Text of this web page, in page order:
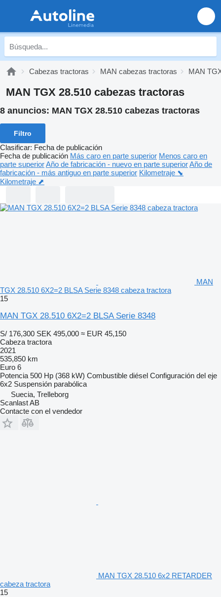
Cabezas tractoras MAN cabezas tractoras MAN
MAN TGX 28.510 cabezas tractoras
8 anuncios: MAN TGX 28.510 cabezas tractoras
Filtro
Clasificar: Fecha de publicación
Fecha de publicación Más caro en parte superior Menos caro en
parte superiorAño de fabricación - nuevo en parte superiorAño de
fabricación - más antiguo en parte superior Kilometraje ⬊
Kilometraje ⬈
MAN
TGX 28.510 6X2=2 BLSA Serie 8348 cabeza tractora
15
MAN TGX 28.510 6X2=2 BLSA Serie 8348
S/ 176,300 SEK 495,000 ≈ EUR 45,150
Cabeza tractora
2021
535,850 km
Euro 6
Potencia 500 Hp (368 kW) Combustible diésel Configuración del eje
6x2 Suspensión parabólica
Suecia, Trelleborg
Scanlast AB
Contacte con el vendedor
MAN TGX 28.510 6x2 RETARDER
cabeza tractora
15